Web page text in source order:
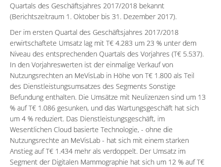
Quartals des Geschäftsjahres 2017/2018 bekannt
(Berichtszeitraum 1. Oktober bis 31. Dezember 2017).
Der im ersten Quartal des Geschäftsjahres 2017/2018
erwirtschaftete Umsatz lag mit T€ 4.283 um 23 % unter dem
Niveau des entsprechenden Quartals des Vorjahres (T€ 5.537).
In den Vorjahreswerten ist der einmalige Verkauf von
Nutzungsrechten an MeVisLab in Höhe von T€ 1.800 als Teil
des Dienstleistungsumsatzes des Segments Sonstige
Befundung enthalten. Die Umsätze mit Neulizenzen sind um 13
% auf T€ 1.086 gesunken, und das Wartungsgeschäft hat sich
um 4 % reduziert. Das Dienstleistungsgeschäft, im
Wesentlichen Cloud basierte Technologie, - ohne die
Nutzungsrechte an MeVisLab - hat sich mit einem starken
Anstieg auf T€ 1.434 mehr als verdoppelt. Der Umsatz im
Segment der Digitalen Mammographie hat sich um 12 % auf T€